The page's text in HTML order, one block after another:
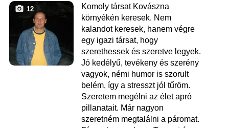
12
Komoly társat Kovászna
környékén keresek. Nem
kalandot keresek, hanem végre
egy igazi társat, hogy
szerethessek és szeretve legyek.
Jó kedélyű, tevékeny és szerény
vagyok, némi humor is szorult
belém, így a stresszt jól tűröm.
Szeretem megélni az élet apró
pillanatait. Már nagyon
szeretném megtalálni a páromat.